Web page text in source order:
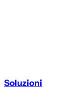
Soluzioni